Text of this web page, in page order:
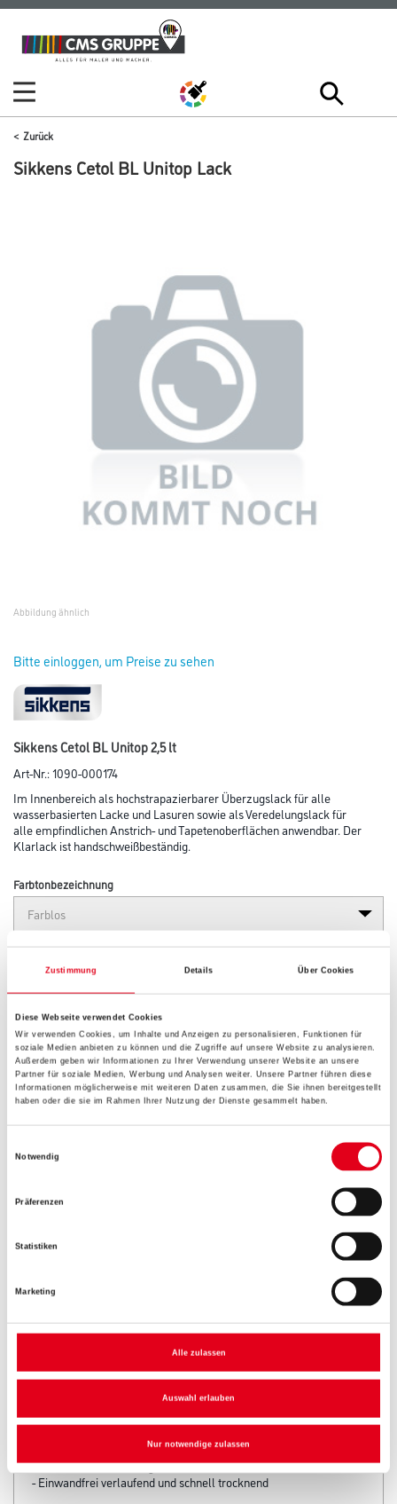
Zustimmung Details Über Cookies
Diese Webseite verwendet Cookies
Wir verwenden Cookies, um Inhalte und Anzeigen zu personalisieren, Funktionen für
soziale Medien anbieten zu können und die Zugriffe auf unsere Website zu analysieren.
Außerdem geben wir Informationen zu Ihrer Verwendung unserer Website an unsere
Partner für soziale Medien, Werbung und Analysen weiter. Unsere Partner führen diese
Informationen möglicherweise mit weiteren Daten zusammen, die Sie ihnen bereitgestellt
haben oder die sie im Rahmen Ihrer Nutzung der Dienste gesammelt haben.
Notwendig
Präferenzen
Statistiken
Marketing
Alle zulassen
Auswahl erlauben
Nur notwendige zulassen
Zum
Inhalt
Zum
Navigationsmenü
Zurück
Sikkens Cetol BL Unitop Lack
Abbildung ähnlich
Bitte einloggen, um Preise zu sehen
Sikkens Cetol BL Unitop 2,5 lt
Art-Nr.:1090-000174
Im Innenbereich als hochstrapazierbarer Überzugslack für alle
wasserbasierten Lacke und Lasuren sowie als Veredelungslack für
alle empfindlichen Anstrich- und Tapetenoberflächen anwendbar. Der
Klarlack ist handschweißbeständig.
Farbtonbezeichnung
Glanzgrad
Gebinde
PRODUKTEIGENSCHAFTEN
Produkteigenschaft
- Geruchsarm und vergilbungsarm
- Verbessert die mechanischen Oberflächeneigenschaften
- Handschweißbeständig
- Einwandfrei verlaufend und schnell trocknend